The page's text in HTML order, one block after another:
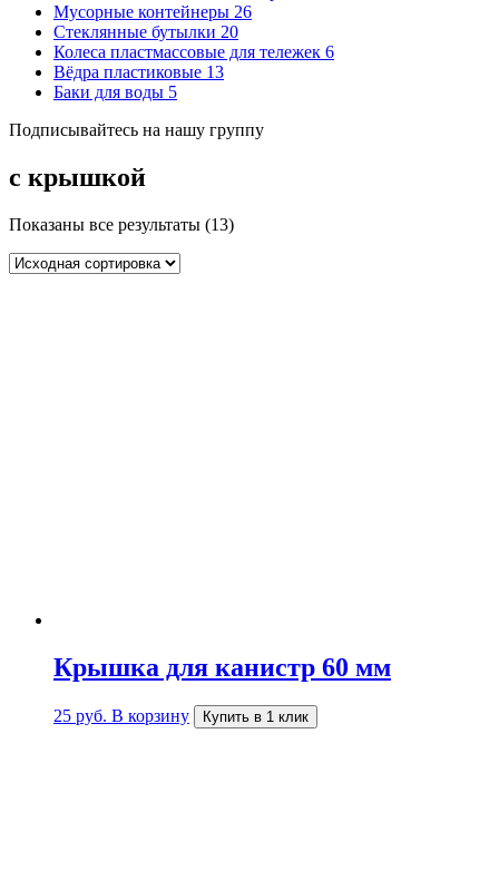
Мусорные контейнеры 26
Стеклянные бутылки 20
Колеса пластмассовые для тележек 6
Вёдра пластиковые 13
Баки для воды 5
Подписывайтесь на нашу группу
с крышкой
Показаны все результаты (13)
Крышка для канистр 60 мм
25 руб. В корзину Купить в 1 клик